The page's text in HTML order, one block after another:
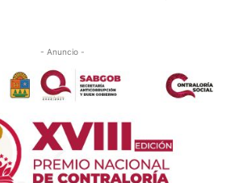
- Anuncio -